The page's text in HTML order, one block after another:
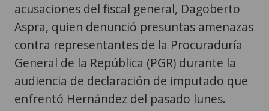
acusaciones del fiscal general, Dagoberto
Aspra, quien denunció presuntas amenazas
contra representantes de la Procuraduría
General de la República (PGR) durante la
audiencia de declaración de imputado que
enfrentó Hernández del pasado lunes.